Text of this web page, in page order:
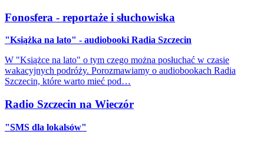
Fonosfera - reportaże i słuchowiska
"Książka na lato" - audiobooki Radia Szczecin
W "Książce na lato" o tym czego można posłuchać w czasie
wakacyjnych podróży. Porozmawiamy o audiobookach Radia
Szczecin, które warto mieć pod…
Radio Szczecin na Wieczór
"SMS dla lokalsów"